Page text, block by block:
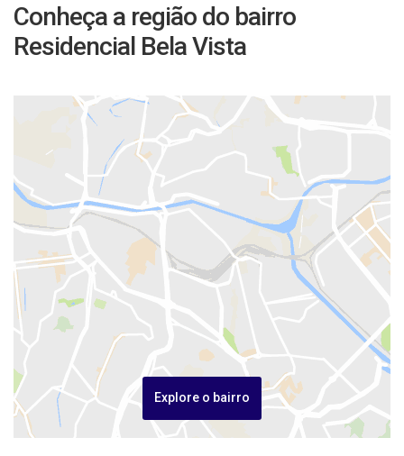
Conheça a região do bairro
Residencial Bela Vista
Explore o bairro